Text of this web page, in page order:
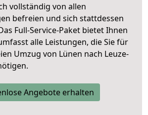
vollständig von allen
befreien und sich stattdessen
Full-Service-Paket bietet Ihnen
alle Leistungen, die Sie für
Umzug von Lünen nach Leuze-
Angebote erhalten